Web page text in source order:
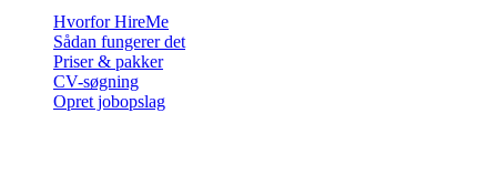
Hvorfor HireMe
Sådan fungerer det
Priser & pakker
CV-søgning
Opret jobopslag